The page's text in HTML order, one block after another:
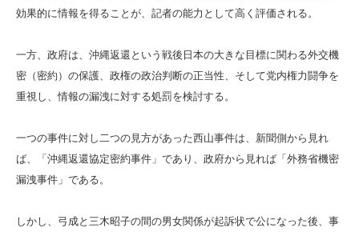
効果的に情報を得ることが、記者の能力として高く評価される。
一方、政府は、沖縄返還という戦後日本の大きな目標に関わる外交機
密（密約）の保護、政権の政治判断の正当性、そして党内権力闘争を
重視し、情報の漏洩に対する処罰を検討する。
一つの事件に対し二つの見方があった西山事件は、新聞側から見れ
ば、「沖縄返還協定密約事件」であり、政府から見れば「外務省機密
漏洩事件」である。
しかし、弓成と三木昭子の間の男女関係が起訴状で公になった後、事